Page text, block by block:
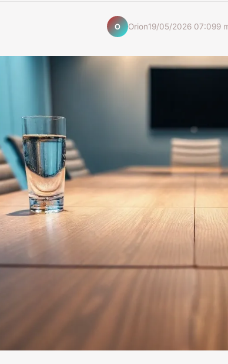
O Orion19/05/2026 07:099